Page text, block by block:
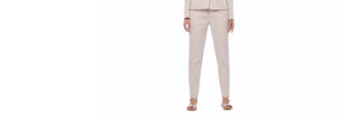
RÉSERVEZ VOTRE SHOOTING MODE